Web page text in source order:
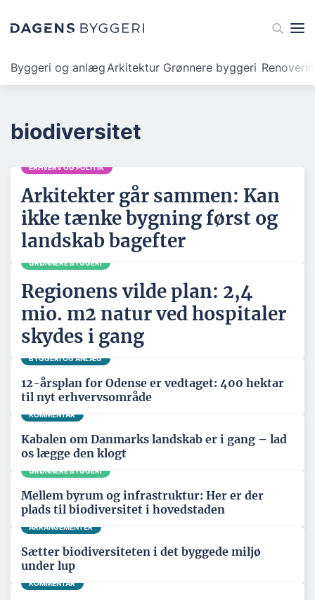
Byggeri og anlægArkitektur Grønnere byggeri
biodiversitet
ERHVERV OG POLITIK
Arkitekter går sammen: Kan
ikke tænke bygning først og
landskab bagefter
GRØNNERE BYGGERI
Regionens vilde plan: 2,4
mio. m2 natur ved hospitaler
skydes i gang
BYGGERI OG ANLÆG
12-årsplan for Odense er vedtaget: 400 hektar
til nyt erhvervsområde
KOMMENTAR
Kabalen om Danmarks landskab er i gang – lad
os lægge den klogt
GRØNNERE BYGGERI
Mellem byrum og infrastruktur: Her er der
plads til biodiversitet i hovedstaden
ARRANGEMENTER
Sætter biodiversiteten i det byggede miljø
under lup
KOMMENTAR